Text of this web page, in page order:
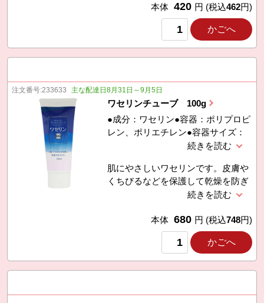
本体 420 円 (税込462円)
かごへ
注文番号:233633 主な配達日8月31日～9月5日
ワセリンチューブ 100g
●成分：ワセリン●容器：ポリプロピ
レン、ポリエチレン●容器サイズ：
高１７ｃｍ●１００ｇ●日本製●販売
油）
肌にやさしいワセリンです。皮膚や
くちびるなどを保護して乾燥を防ぎ
ます。純度が高く、保湿性にも優れ
本体 680 円 (税込748円)
かごへ